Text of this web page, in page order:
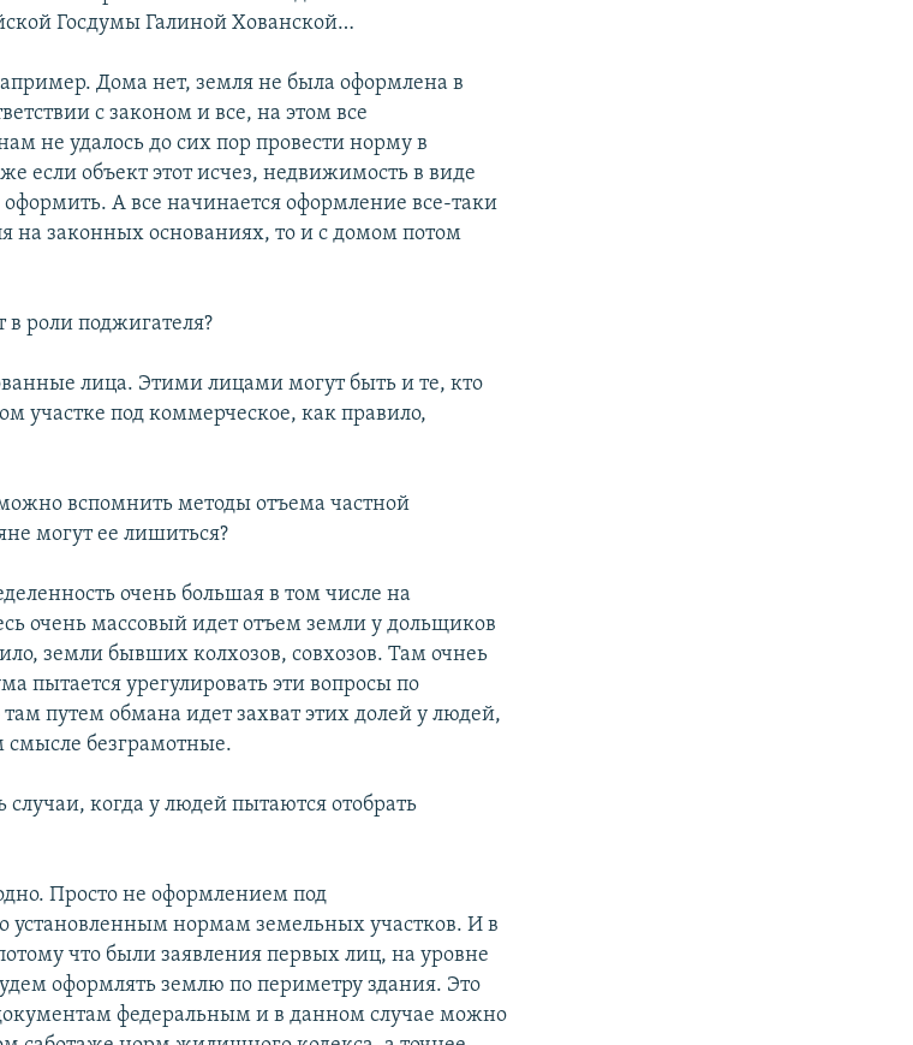
Госдумы Галиной Хованской…
Дома нет, земля не была оформлена в
с законом и все, на этом все
не удалось до сих пор провести норму в
если объект этот исчез, недвижимость в виде
А все начинается оформление все-таки
на законных основаниях, то и с домом потом
в роли поджигателя?
лица. Этими лицами могут быть и те, кто
участке под коммерческое, как правило,
вспомнить методы отъема частной
могут ее лишиться?
очень большая в том числе на
очень массовый идет отъем земли у дольщиков
земли бывших колхозов, совхозов. Там очнеь
пытается урегулировать эти вопросы по
путем обмана идет захват этих долей у людей,
смысле безграмотные.
случаи, когда у людей пытаются отобрать
Просто не оформлением под
нормам земельных участков. И в
что были заявления первых лиц, на уровне
оформлять землю по периметру здания. Это
федеральным и в данном случае можно